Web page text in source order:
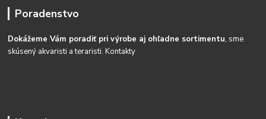
Poradenstvo
Dokážeme Vám poradiť pri výrobe aj ohľadne sortimentu, sme
skúsený akvaristi a teraristi.Kontakty